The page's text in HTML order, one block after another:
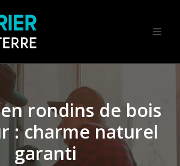
rondins de bois
: charme naturel
garanti